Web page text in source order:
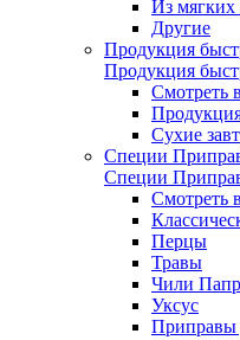
Из
Другие
Продукция
Продукция
Смотреть
Сухие
Специи
Специи
Смотреть
Перцы
Травы
Чили
Уксус
Приправы